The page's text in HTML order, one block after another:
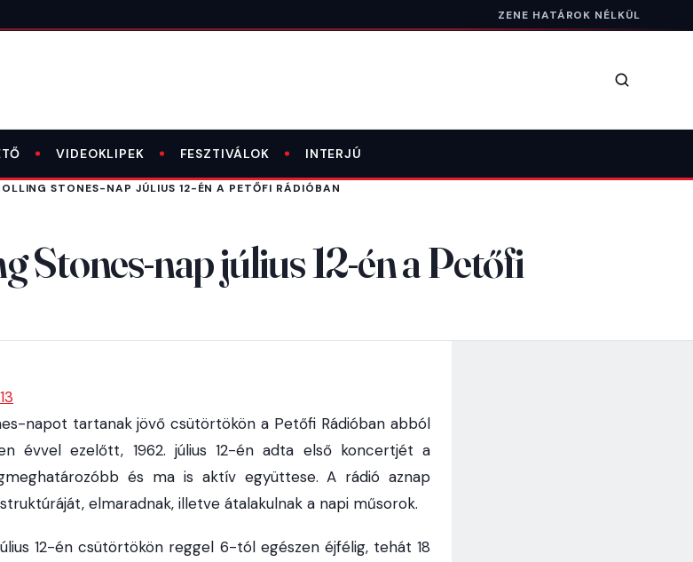
ZENE HATÁROK NÉLKÜL
Keresés
VIDEOKLIPEK FESZTIVÁLOK INTERJÚ
STONES-NAP JÚLIUS 12-ÉN A PETŐFI RÁDIÓBAN
Stones-nap július 12-én a Petőfi
napot tartanak jövő csütörtökön a Petőfi Rádióban abból
évvel ezelőtt, 1962. július 12-én adta első koncertjét a
és ma is aktív együttese. A rádió aznap
elmaradnak, illetve átalakulnak a napi műsorok.
12-én csütörtökön reggel 6-tól egészen éjfélig, tehát 18